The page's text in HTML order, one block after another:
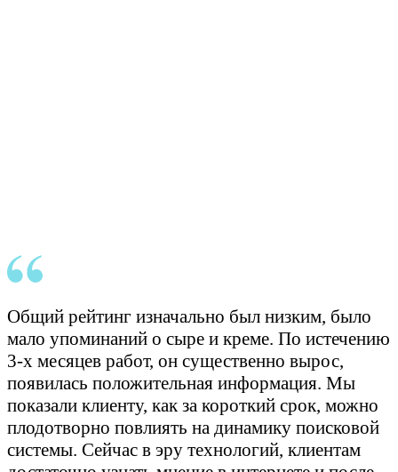
Общий рейтинг изначально был низким, было
мало упоминаний о сыре и креме. По истечению
3-х месяцев работ, он существенно вырос,
появилась положительная информация. Мы
показали клиенту, как за короткий срок, можно
плодотворно повлиять на динамику поисковой
системы. Сейчас в эру технологий, клиентам